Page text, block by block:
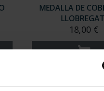
MEDALLA DE
18,00 €